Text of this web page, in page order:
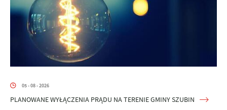
05 - 08 - 2026
PLANOWANE WYŁĄCZENIA PRĄDU NA TERENIE GMINY SZUBIN